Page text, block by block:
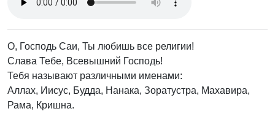
О, Господь Саи, Ты любишь все религии!
Слава Тебе, Всевышний Господь!
Тебя называют различными именами:
Аллах, Иисус, Будда, Нанака, Зоратустра, Махавира,
Рама, Кришна.